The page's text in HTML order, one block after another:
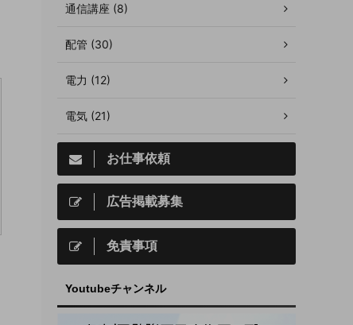
通信講座 (8)
配管 (30)
電力 (12)
電気 (21)
お仕事依頼
広告掲載募集
免責事項
Youtubeチャンネル